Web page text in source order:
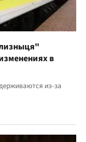
в
из-за